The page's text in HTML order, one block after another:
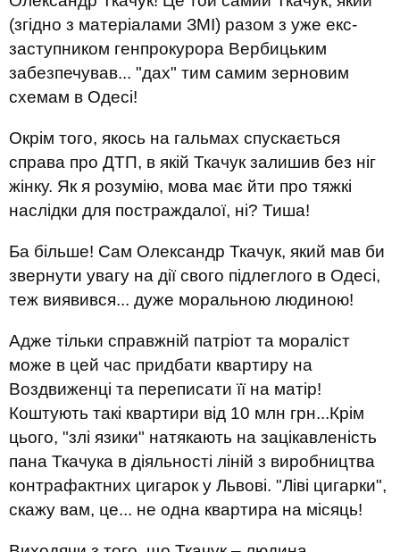
(згідно з матеріалами ЗМІ) разом з уже екс-
заступником генпрокурора Вербицьким
забезпечував... "дах" тим самим зерновим
схемам в Одесі!
Окрім того, якось на гальмах спускається
справа про ДТП, в якій Ткачук залишив без ніг
жінку. Як я розумію, мова має йти про тяжкі
наслідки для постраждалої, ні? Тиша!
Ба більше! Сам Олександр Ткачук, який мав би
звернути увагу на дії свого підлеглого в Одесі,
теж виявився... дуже моральною людиною!
Адже тільки справжній патріот та мораліст
може в цей час придбати квартиру на
Воздвиженці та переписати її на матір!
Коштують такі квартири від 10 млн грн...Крім
цього, "злі язики" натякають на зацікавленість
пана Ткачука в діяльності ліній з виробництва
контрафактних цигарок у Львові. "Ліві цигарки",
скажу вам, це... не одна квартира на місяць!